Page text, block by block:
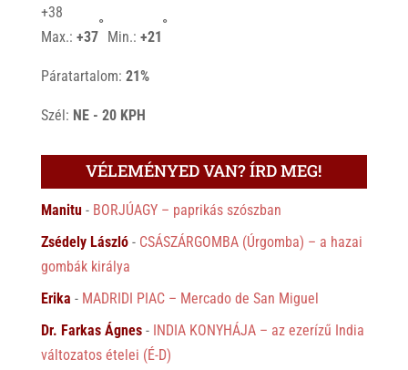
+38
Max.: +37
°
Min.: +21
°
Páratartalom: 21%
Szél: NE - 20 KPH
VÉLEMÉNYED VAN? ÍRD MEG!
Manitu- BORJÚAGY – paprikás szószban
Zsédely László- CSÁSZÁRGOMBA (Úrgomba) – a hazai
gombák királya
Erika - MADRIDI PIAC – Mercado de San Miguel
Dr. Farkas Ágnes- INDIA KONYHÁJA – az ezerízű India
változatos ételei (É-D)